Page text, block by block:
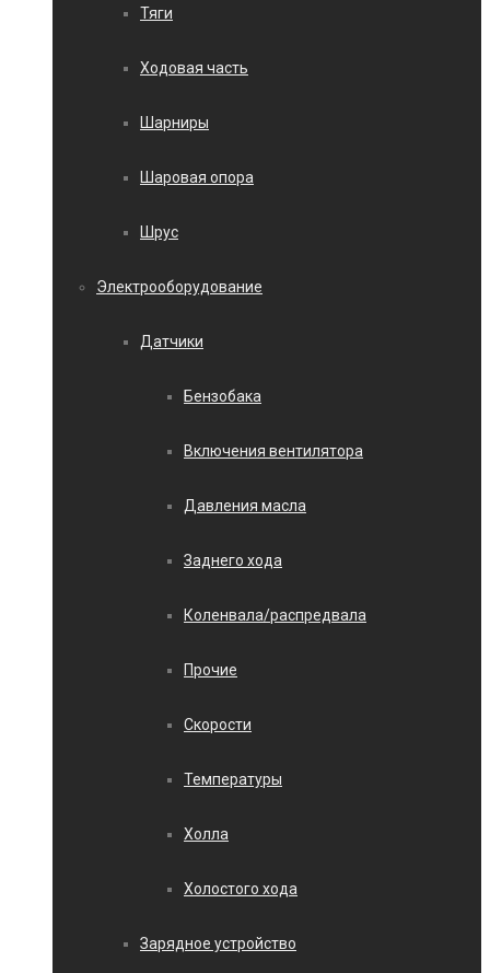
Тяги
Ходовая часть
Шарниры
Шаровая опора
Шрус
Электрооборудование
Датчики
Бензобака
Включения вентилятора
Давления масла
Заднего хода
Коленвала/распредвала
Прочие
Скорости
Температуры
Холла
Холостого хода
Зарядное устройство